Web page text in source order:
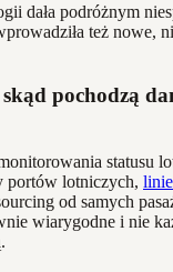
dała podróżnym
też nowe,
pochodzą
statusu
portów lotniczych,
od samych
wiarygodne i nie